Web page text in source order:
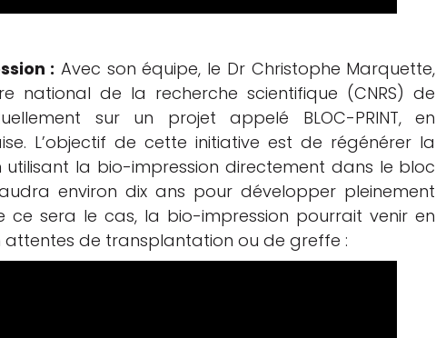
: Avec son équipe, le Dr Christophe Marquette,
national de la recherche scientifique (CNRS) de
sur un projet appelé BLOC-PRINT, en
L’objectif de cette initiative est de régénérer la
la bio-impression directement dans le bloc
environ dix ans pour développer pleinement
ce sera le cas, la bio-impression pourrait venir en
attentes de transplantation ou de greffe :